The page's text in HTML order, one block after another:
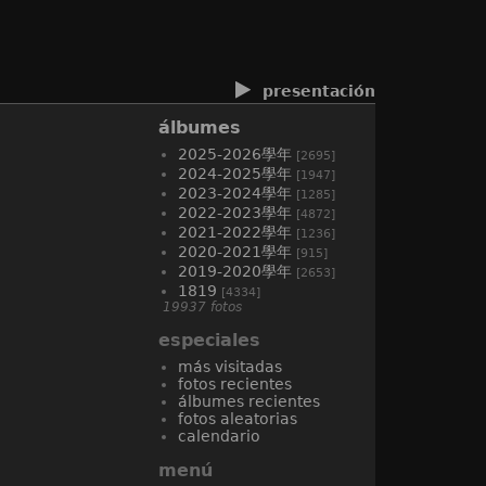
presentación
álbumes
2025-2026學年 [2695]
2024-2025學年 [1947]
2023-2024學年 [1285]
2022-2023學年 [4872]
2021-2022學年 [1236]
2020-2021學年 [915]
2019-2020學年 [2653]
1819 [4334]
19937 fotos
especiales
más visitadas
fotos recientes
álbumes recientes
fotos aleatorias
calendario
menú